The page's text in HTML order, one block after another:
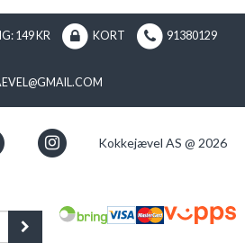
149 KR KORT 91380129
Kokkejævel AS @ 2026